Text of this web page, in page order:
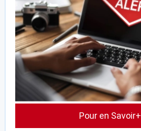
Pour en Savoir+